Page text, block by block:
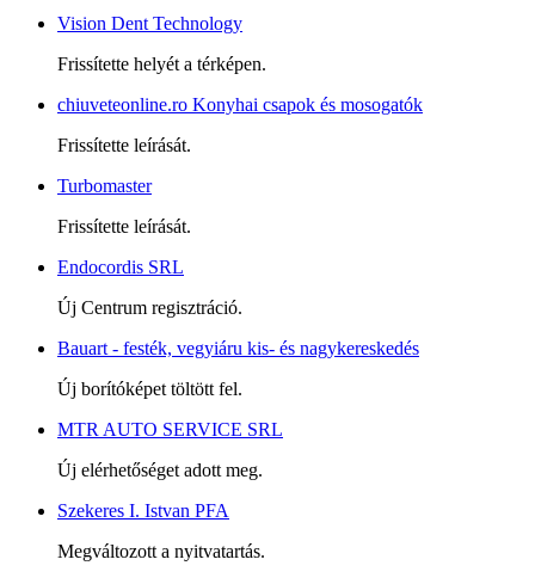
Vision Dent Technology
Frissítette helyét a térképen.
chiuveteonline.ro Konyhai csapok és mosogatók
Frissítette leírását.
Turbomaster
Frissítette leírását.
Endocordis SRL
Új Centrum regisztráció.
Bauart - festék, vegyiáru kis- és nagykereskedés
Új borítóképet töltött fel.
MTR AUTO SERVICE SRL
Új elérhetőséget adott meg.
Szekeres I. Istvan PFA
Megváltozott a nyitvatartás.